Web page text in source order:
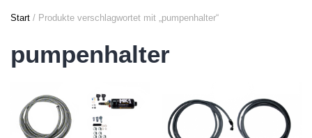
Start / Produkte verschlagwortet mit „pumpenhalter“
pumpenhalter